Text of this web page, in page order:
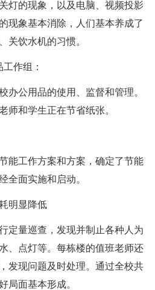
灯的现象，以及电脑、视频投影
现象基本消除，人们基本养成了
关饮水机的习惯。
作组：
办公用品的使用、监督和管理。
师和学生正在节省纸张。
能工作方案和方案，确定了节能
全面实施和启动。
明显降低
定量巡查，发现并制止各种人为
、点灯等。每栋楼的值班老师还
发现问题及时处理。通过全校共
局面基本形成。